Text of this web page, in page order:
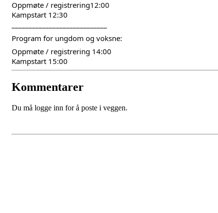
Oppmøte / registrering12:00
Kampstart 12:30
Program for ungdom og voksne:
Oppmøte / registrering 14:00
Kampstart 15:00
Kommentarer
Du må logge inn for å poste i veggen.